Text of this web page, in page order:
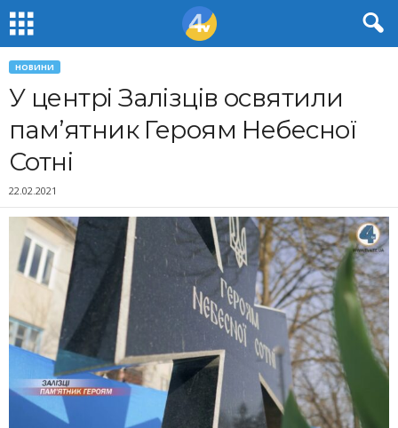
НОВИНИ
У центрі Залізців освятили
пам’ятник Героям Небесної
Сотні
22.02.2021